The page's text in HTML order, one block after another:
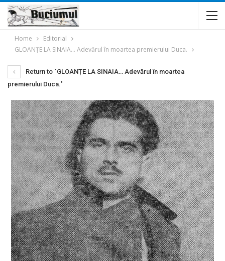
Home
Editorial
GLOANȚE LA SINAIA… Adevărul în moartea premierului Duca.
Return to "GLOANȚE LA SINAIA… Adevărul în moartea
premierului Duca."